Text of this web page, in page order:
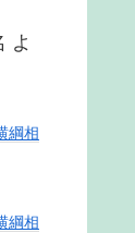
よ
綱相
綱相